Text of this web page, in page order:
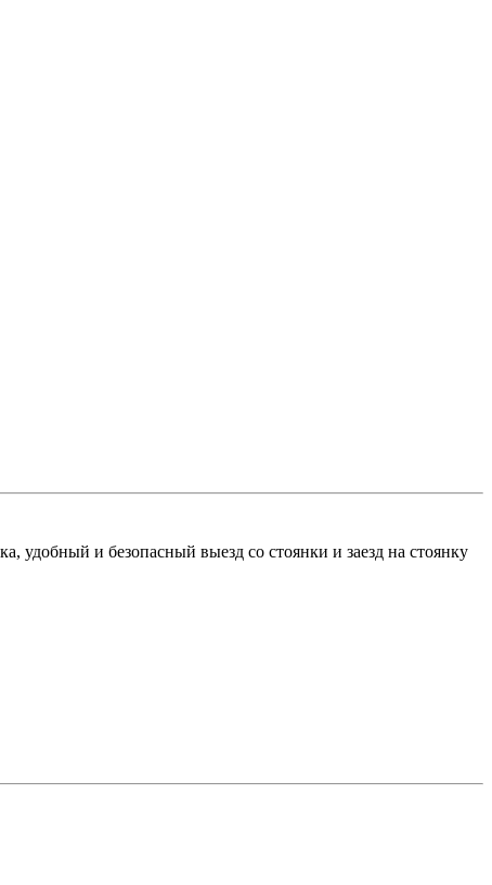
удобный и безопасный выезд со стоянки и заезд на стоянку